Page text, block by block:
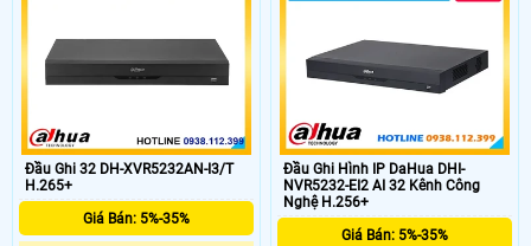
Đầu Ghi 32 DH-XVR5232AN-I3/T
H.265+
Giá Bán: 5%-35%
Đầu Ghi Hình IP DaHua DHI-
NVR5232-EI2 AI 32 Kênh Công
Nghệ H.256+
Giá Bán: 5%-35%